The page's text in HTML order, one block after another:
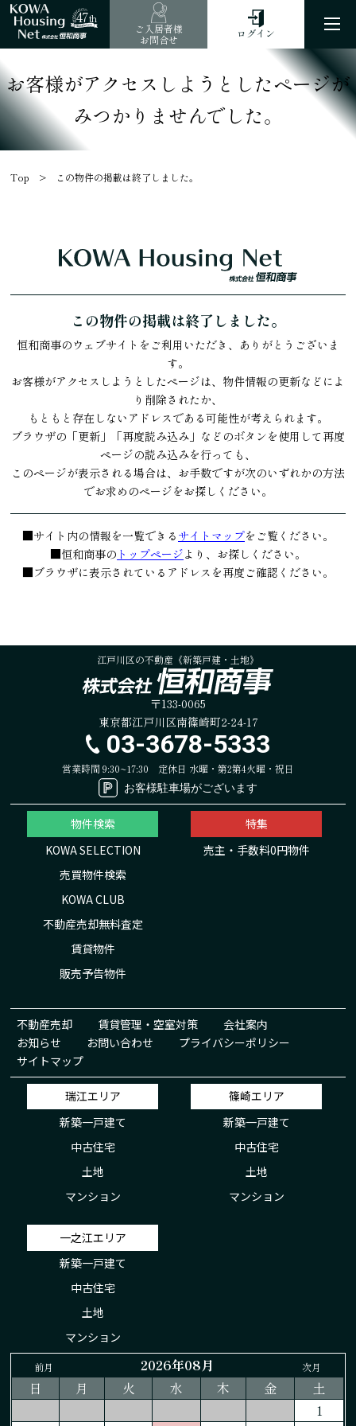
47th
ご入居者様
お問合せ
ログイン
お客様がアクセスしようとしたページが
みつかりませんでした。
Top この物件の掲載は終了しました。
この物件の掲載は終了しました。
恒和商事のウェブサイトをご利用いただき、ありがとうございま
す。
お客様がアクセスしようとしたページは、物件情報の更新などによ
り削除されたか、
もともと存在しないアドレスである可能性が考えられます。
ブラウザの「更新」「再度読み込み」などのボタンを使用して再度
ページの読み込みを行っても、
このページが表示される場合は、お手数ですが次のいずれかの方法
でお求めのページをお探しください。
■サイト内の情報を一覧できる サイトマップをご覧ください。
■恒和商事の トップページより、お探しください。
■ブラウザに表示されているアドレスを再度ご確認ください。
江戸川区の不動産《新築戸建・土地》
〒133-0065
東京都江戸川区南篠崎町2-24-17
03-3678-5333
営業時間 9:30~17:30 定休日 水曜・第2第4火曜・祝日
お客様駐車場がございます
物件検索
KOWA SELECTION
売買物件検索
KOWA CLUB
不動産売却無料査定
賃貸物件
販売予告物件
特集
売主・手数料0円物件
不動産売却 賃貸管理・空室対策
会社案内
お知らせ
お問い合わせ
プライバシーポリシー
サイトマップ
瑞江エリア
新築一戸建て
中古住宅
土地
マンション
篠崎エリア
新築一戸建て
中古住宅
土地
マンション
一之江エリア
新築一戸建て
中古住宅
土地
マンション
前月 2026年08月 次月
日 月 火 水 木 金
土
1